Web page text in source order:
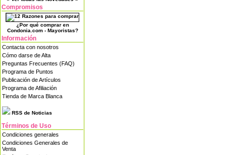
Compromisos
¿Por qué comprar en
Condonia.com - Mayoristas?
Información
Contacta con nosotros
Cómo darse de Alta
Preguntas Frecuentes (FAQ)
Programa de Puntos
Publicación de Artículos
Programa de Afiliación
Tienda de Marca Blanca
RSS de Noticias
Términos de Uso
Condiciones generales
Condiciones Generales de
Venta